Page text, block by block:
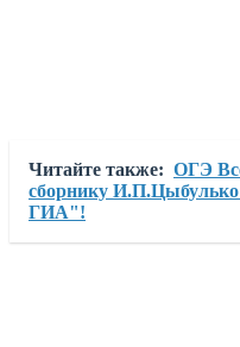
Читайте также: ОГЭ
сборнику
ГИА"!